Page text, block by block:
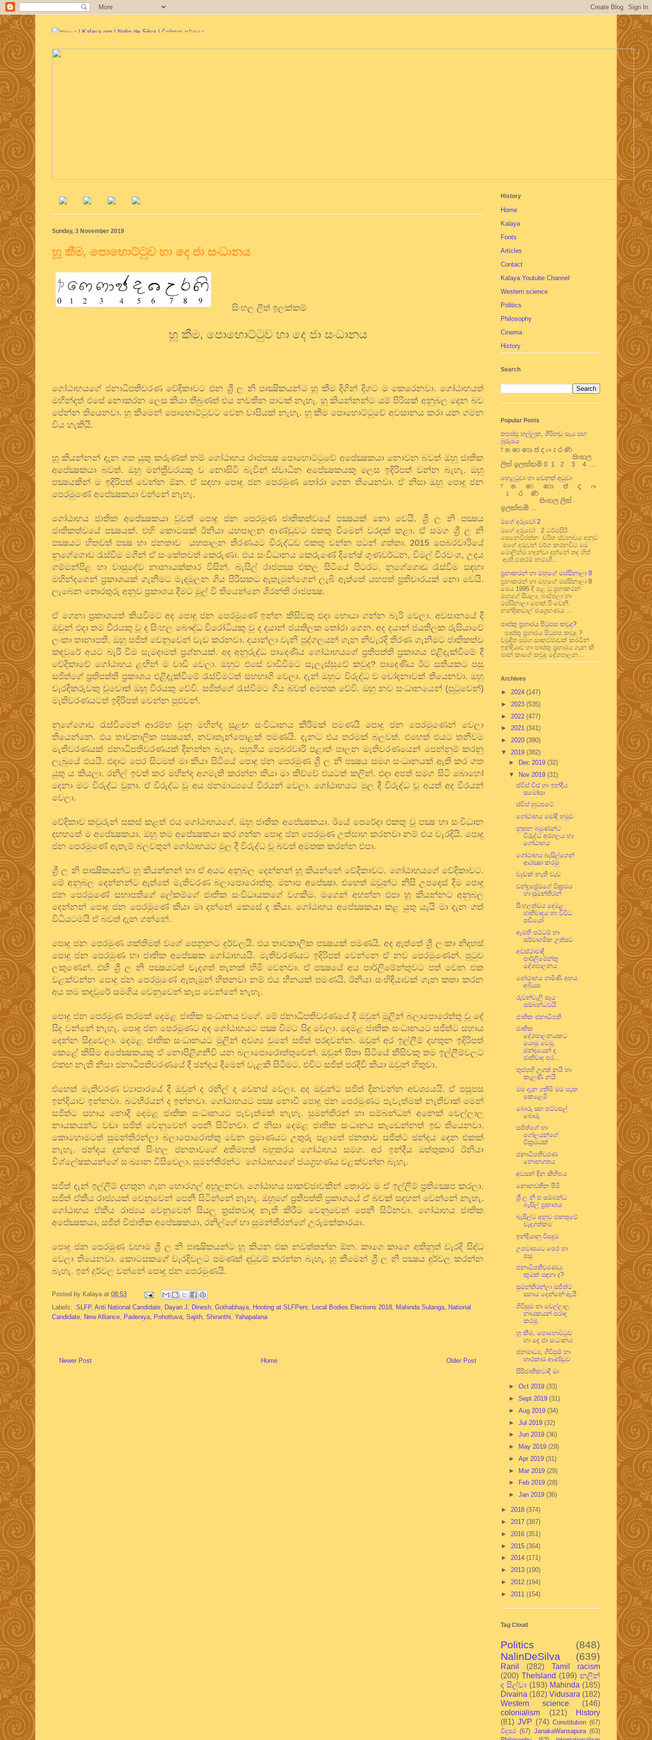
Sunday, 3 November 2019
හූ කීම, පොහොට්ටුව හා දෙ ජා සංධානය
සිංහල ලිත් ඉලක්කම්
හූ කීම, පොහොට්ටුව හා දෙ ජා සංධානය
ගෝඨාභයගේ ජනාධිපතිවරණ වේදිකාවට එන ශ්‍රී ල නි පාක්‍ෂිකයන්ට හූ කීම දිගින් දිගට ම කෙරෙනවා. ගෝඨාභයත්
මහින්දත් එසේ නොකරන ලෙස කියා තිබුණත් එය නවතින පාටක් නැහැ. හූ කියන්නන්ට යම් පිරිසක් අනුබල දෙන බව
පේන්න තියෙනවා. හූ කීමෙන් පොහොට්ටුවට වෙන වාසියක් නැහැ. හූ කීම පොහොට්ටුවේ අවසානය කරා යන ගමන
විය හැකියි.
හූ කියන්නන් දැන ගත යුතු කරුණක් නම් ගෝඨාභය රාජපක්‍ෂ පොහොට්ටුවේ අපේක්‍ෂකයා නොවන බවත් ඔහු ජාතික
අපේක්‍ෂකයා බවත්. ඔහු මන්ත්‍රීවරයකු ව නොසිටි බැවින් ස්වාධීන අපේක්‍ෂකයකු ලෙස ඉදිරිපත් වන්න බැහැ. ඔහු
පක්‍ෂයකින් ම ඉදිරිපත් වෙන්න ඕන. ඒ සඳහා පොදු ජන පෙරමුණ තෝරා ගෙන තියෙනවා. ඒ නිසා ඔහු පොදු ජන
පෙරමුණේ අපේක්‍ෂකයා වන්නේ නැහැ.
ගෝඨාභය ජාතික අපේක්‍ෂකයා වුවත් පොදු ජන පෙරමුණ ජාතිකත්වයේ පක්‍ෂයක් නො වෙයි. ශ්‍රී ල නි පක්‍ෂය
ජාතිකත්වයේ පක්‍ෂයක්. එහි කොටසක් ඊනියා යහපාලන ආණ්ඩුවට එකතු වීමෙන් වරදක් කළා. ඒ සමග ශ්‍රී ල නි
පක්‍ෂයට හිතවත් පක්‍ෂ හා ජනතාව යහපාලන තීරණයට විරුද්ධව එකතු වන්න පටන් ගත්තා. 2015 පෙබරවාරියේ
නුගේගොඩ රැස්වීම මගින් ඒ සංකේතවත් කෙරුණා. එය සංවිධානය කෙරුණේ දිනේෂ් ගුණවර්ධන, විමල් වීරවංශ, උදය
ගම්මන්පිළ හා වාසුදේව නානායක්කාර විසින්. බැසිල් රාජපක්‍ෂ එකල සිටියේ පිටරට. නුගේගොඩ රැස්වීම සඳහා
මහින්දගෙන් ප්‍රකාශයක් ගැනීමට මැදමූලන ගිය පිරිසකට ඇතැමුන්ගෙන් ලැබී ඇත්තේ යහපත් ප්‍රතිචාරයක් නො වෙයි.
ලැබෙන තොරතුරු අනුව ප්‍රකාශය දීමට මුල් වී තියෙන්නෙ ශිරන්ති රාජපක්‍ෂ.
ඒ ගෙනා ප්‍රකාශයත් කියවීමට අද පොදු ජන පෙරමුණේ ඉන්න කිසිවකු එදා හොයා ගන්න බැරි වෙලා. අවසානයේ දී
ඔවුන් එදා තම වීරයකු වූ ද සිංහල බෞද්ධ විරෝධියකු වූ ද දයාන් ජයතිලක තෝරා ගෙන. අද දයාන් ජයතිලක රුසියාවේ
ලංකා තානාපති. ඔහු සජිත් වෙනුවෙන් වැඩ කරනවා. දයාන්ලා වැනි පුද්ගලයන් ගැන නිවැරදි තීරණ ගැනීමට ජාතිකත්ව
කඳවුරේ අයට බැරි වීම සැමදාමත් ප්‍රශ්නයක්. අද අනුරුද්ධ පාදෙණිය ගෝඨාභයගේ ප්‍රතිපත්ති ප්‍රකාශය එළිදැක්වීමේ දී
වේදිකාවේ ගෝඨාභය ළඟින් ම වාඩි වෙලා. ඔහුට එසේ වාඩිවීමට සැලැස්සුවේ කවුද? පාදෙණිය ඊට සතියකට පසු
සජිත්ගේ ප්‍රතිපත්ති ප්‍රකාශය එළිදැක්වීමේ රැස්වීමටත් සහභාගි වෙලා. දැන් ඔහුට විරුද්ධ ව චෝදනාවක් තියෙනවා. ඔහු
වැරදිකරුවකු වුවොත් ඔහු වීරයකු වේවි. සජිත්ගේ රැස්වීමට ගිය බවත් අමතක වේවි. ඔහු නව සංධානයෙන් (පුටුවෙන්)
මැතිවරණයටත් ඉදිරිපත් වෙන්න පුළුවන්.
නුගේගොඩ රැස්වීමෙන් ආරම්භ වුනු මහින්ද සුළඟ සංවිධානය කිරීමක් පමණයි පොදු ජන පෙරමුණෙන් වෙලා
තියෙන්නෙ. එය තාවකාලික පක්‍ෂයක්, නවාතැන්පොළක් පමණයි. දැනට එය තරමක් බලවත්. එහෙත් එයට තනිවම
මැතිවරණයක් ජනාධිපතිවරණයක් දිනන්න බැහැ. පහුගිය පෙබරවාරි පළාත් පාලන මැතිවරණයෙන් පෙන්නුම් කරනු
ලැබුයේ එයයි. එදාට පෙර සිටමත් මා කියා සිටියේ පොදු ජන පෙරමුණ ශ්‍රී ල නි පක්‍ෂය සමග සංධානයක් ඇති කර ගත
යුතු ය කියලා. රනිල් ඉවත් කර මහින්ද අගමැති කරන්න කියා මා කිව්වේ එයටත් කලින්. එදා අපත් සමග සිටි බොහෝ
දෙනා මට විරුද්ධ වුනා. ඒ විරුද්ධ වූ අය ජනමාධ්‍යයේ වීරයන් වෙලා. ගෝඨාභයට මුල දී විරුද්ධ වූ අයත් අද වීරයන්
වෙලා.
වේදිකාව කවුරුන් සකස් කළත් එය ගෝඨාභයගේ. ඔහු ජාතික අපේක්‍ෂකයා. ඊයේ පෙරේදා එකතු වූ පක්‍ෂ හා සංවිධාන
දහහතේ ම අපේක්‍ෂකයා. ඔහු තම අපේක්‍ෂකයා කර ගන්න පොදු ජන පෙරමුණ උත්සාහ කරනවා නම් එය වැරදියි. පොදු
ජන පෙරමුණේ ඇතැම් බලවතුන් ගෝඨාභයට මුල දී විරුද්ධ වූ බවත් අමතක කරන්න එපා.
ශ්‍රී ල නි පාක්‍ෂිකයන්ට හූ කියන්නන් හා ඒ අයට අනුබල දෙන්නන් හූ කියන්නේ වේදිකාවට. ගෝඨාභයගේ වේදිකාවට.
මේ අනුබල දෙන්නන්ට ඇත්තේ මැතිවරණ බලාපොරොත්තු. මනාප අපේක්‍ෂා. එහෙත් ඔවුන්ට නිසි උපදෙස් දීම පොදු
ජන පෙරමුණේ සභාපතිගේ ලේකම්ගේ ජාතික සංවිධායකගේ වගකීම. මගෙන් අහන්න එපා හූ කියන්නට අනුබල
දෙන්නන් පොදු ජන පෙරමුණේ කියා මා දන්නේ කෙසේ ද කියා. ගෝඨාභය අපේක්‍ෂකයා කළ යුතු යැයි මා දැන ගත්
විධියටමයි ඒ බවත් දැන ගන්නේ.
පොදු ජන පෙරමුණ ශක්තිමත් වගේ පෙනූනට දුර්වලයි. එය තාවකාලික පක්‍ෂයක් පමණයි. අද ඇත්තේ ශ්‍රී ලංකා නිදහස්
පොදු ජන පෙරමුණ හා ජාතික අපේක්‍ෂක ගෝඨාභයයි. මැතිවරණයට ඉදිරිපත් වෙන්නෙ ඒ නව පෙරමුණෙන්. පුටුව
ලකුණෙන්. එහි ශ්‍රී ල නි පක්‍ෂයටත් වැදගත් තැනක් හිමි වෙනවා. ඒ පක්‍ෂයේ අය පාර්ලිමේන්තුවට පත් වෙන එක
වළක්වන්න පොදු ජන පෙරමුණේ ඇතැමුන් හිතනවා නම් එය හීනයක් පමණයි. ඊනියා සංහිඳියාවක් ගැන කතා කරන
අය තම කඳවුරේ සමගිය වෙනුවෙන් කැප වෙන්නේ නැහැ.
පොදු ජන පෙරමුණ තරමක් දෙමළ ජාතික සංධානය වගේ. මේ ජනාධිපතිවරණයේ දී ඔවුන් මුලින් බලාපොරෙත්තු වූ දේ
සිදු වන්නේ නැහැ. පොදු ජන පෙරමුණට අද ගෝඨාභයට පක්‍ෂ වීමට සිදු වෙලා. දෙමළ ජාතික සංධානයට සජිත්ට සහාය
දෙන්න සිදුවෙලා. දෙමළ ජාතික සංධානයට මුලින් අවශ්‍ය වුනේ සජිත් පරදවන්න. ඔවුන් අර ඉල්ලීම් දහතුන ඉදිරිපත්
කෙළේ කිසිම අපේක්‍ෂකයකු ඒ නොපිළිගනීවි යන බලාපොරොත්තුවෙන්. ඔවුන් සිතා සිටියේ කිසිවකු තම ඉල්ලීම්වලට
එකඟ නැති නිසා ජනාධිපතිවරණයේ දී ඡන්දය දීමෙන් වැළකී සිටීමට. එවිට සජිත් පරදීවි කියා ඔවුන් හිතුවා.
එහෙත් මැතිවරණ ව්‍යාපාරයේ දී ඔවුන් ද රනිල් ද වෙනස් වෙලා. අද ඔවුන්ට සජිත් දිනවන්න අවශ්‍යයයි. ඒ පසුපස
ඉන්දියාව ඉන්නවා. බටහිරයන් ද ඉන්නවා. ගෝඨාභයට පක්‍ෂ නොවී පොදු ජන පෙරමුණට පැවැත්මක් නැතිවාක් මෙන්
සජිත්ට සහාය නොදී දෙමළ ජාතික සංධානයට පැවැත්මක් නැහැ. සුමන්තිරන් හා සම්බන්ධන් අනෙක් වෙල්ලාල
නායකයන්ට වඩා සජිත් වෙනුවෙන් පෙනී සිටිනවා. ඒ නිසා දෙමළ ජාතික සංධානය කැඩෙන්නත් ඉඩ තියෙනවා.
කොහොමටත් සුමන්තිරන්ලා බලාපොරොත්තු වෙන ප්‍රමාණයට උතුරු පළාතේ ජනතාව සජිත්ට ඡන්දය දෙන එකක්
නැහැ. ඡන්දය දුන්නත් සිංහල ජනතාවගේ අතිමහත් බහුතරය ගෝඨාභය සමග. අර ඉන්දීය ඔත්තුකාර ඊනියා
විශ්ලේෂකයන්ගේ සංඛ්‍යාන විසිවෙලා. සුමන්තිරන්ට ගෝඨාභයගේ ජයග්‍රහණය වළක්වන්න බැහැ.
සජිත් දැන් ඉල්ලීම් දහතුන ගැන හොරගල් අහුලනවා. ගෝඨාභය සාකච්ඡාවකින් තොරව ම ඒ ඉල්ලීම් ප්‍රතික්‍ෂෙප කරලා.
සජිත් ඒකීය රාජ්‍යයක් වෙනුවෙන් පෙනී සිටින්නේ නැහැ. ඔහුගේ ප්‍රතිපත්ති ප්‍රකාශයේ ඒ බවක් සඳහන් වෙන්නේ නැහැ.
ගෝඨාභය ඒකීය රාජ්‍යය වෙනුවෙන් සියලු ත්‍රස්තවාද නැති කිරීම වෙනුවෙන් පෙනී සිටිනවා. ගෝඨාභය ජාතික
අපේක්‍ෂකයා, සජිත් විජාතික අපේක්‍ෂකයා, රනිල්ගේ හා සුමන්තිරන්ගේ උරුමක්කාරයා.
පොදු ජන පෙරමුණ වහාම ශ්‍රී ල නි පාක්‍ෂිකයන්ට හූ කියන එක නවත්තන්න ඕන. කාගෙ කාගෙ අතිනුත් වැරදි සිද්ධ
වෙලා තියෙනවා. කොටසකගේ වැරදිවලට පමණක් දඬුවම් කරන්න බැහැ. හූ කීමෙන් ශ්‍රී ල නි පක්‍ෂය දුර්වල කරන්න
බැහැ. ඉන් දුර්වල වන්නේ පොදු ජන පෙරමුණයි.
Posted by Kalaya at 08:53
Labels: .SLFP, Anti National Candidate, Dayan J, Dinesh, Gothabhaya, Hooting at SLFPers, Local Bodies Elections 2018, Mahinda Sulanga, National
Candidate, New Alliance, Padeniya, Pohottuva, Sajith, Shiranthi, Yahapalana
Newer Post Older Post
Home
History
Home
Kalaya
Fonts
Articles
Contact
Kalaya Youtube Channel
Western science
Politics
Philosophy
Cinema
History
Search
Popular Posts
තපස්සු භල්ලුක, ගිරිහඬු සෑය සහ
බුරුමය
෦ ෧ ෨ ෩ ෪ ෫ ෬ ෭ ෮ ෯
සිංහල
ලිත් ඉලක්කම් 0 1 2 3 4 ...
හෙළටුවා හා වෙනත් අටුවා
෦ ෧ ෨ ෩ ෪ ෫ ෬
෭ ෮ ෯
සිංහල ලිත්
ඉලක්කම් ...
මගේ දරුවෝ 2
මගේ දරුවෝ 2 ධර්මසිරි
සෙනෙවිරත්න චරිත ස්වභාවය අනුව
මගේ දරුවන් වර්ග කරනවිට මම
මොලින්ම හඳුන්වා දුන්නේ තද හිත්
ඇති,එතරම් නම්‍යශී...
ප්‍රභාකරන් හා ඔහුගේ මස්සිනාලා 8
ප්‍රභාකරන් හා ඔහුගේ මස්සිනාලා 8
මෙය 1995 දී පළ වූ ප්‍රභාකරන්
ඔහුගේ සීයලා, බාප්පලා හා
මස්සිනාලා පොත් පිංචෙනි.
නන්දිකඩාල් ජයග්‍රහණය ...
පාස්කු ප්‍රහාරය පිටුපස කවුද?
පාස්කු ප්‍රහාරය පිටුපස කවුද ?
චමුදිත සමග සාකච්ඡාවක් කරමින්
ඉන්දියාව හා පාස්කු ප්‍රහාරය ගැන කී
ඛාන් කාගේ කවුද දේශපාලන...
Archives
► 2024 (147)
► 2023 (535)
► 2022 (477)
► 2021 (341)
► 2020 (390)
▼ 2019 (382)
►
Dec 2019 (32)
▼
Nov 2019 (31)
ස්විස් චීස් හා ඉන්දීය
සමෝසා
ස්විස් හුටපටේ
ගෝඨාභය මෝදි හමුව
නූතන බමුණන්ට
විරුද්ධ අරගලය හා
ගෝඨාභය
ගෝඨාභය බැසිල්ගෙන්
ආරක්‍ෂා කරමු
වැඩක් නැති වැඩ
චන්ද්‍රප්‍රේමගේ වික්‍රමය
හා සුමන්තිරන්
සිංහලත්වය දෙමළ
ජාතිවාදය හා විවිධ
පඬියෝ
ඇමති පට්ටම් හා
සර්වාගමික උත්සව
අවස්ථාවාදී
පාර්ලිමේන්තු
දේශපාලනය
ගෝඨාභය ගාමිණි අභය
අබියස
රුවන්වැලි සෑය
සම්බන්ධවයි
ජාතික ජනාධිපති
ජාතික
දේශපාලනයකට
යොමු වෙමු.
ඡන්දයෙන් ද
ජාතිවාද පර...
තුප්පහි උගත් නයි හා
කැලණි නයි
මම දැන ගතිමි මම සැක
කෙළෙමි
බොරු සහ පට්ටපල්
බොරු
සජිත්ගේ හා
ගෝලයන්ගේ
වික්‍රමයක්
ජනාධිපතිවරණ
නොනගතය
අවසන් දින කිහිපය
නොනවතින පිමි
ශ්‍රී ල නි ප සම්බන්ධ
බැසිල් ප්‍රකාශය
බැසිල්ට අනුව එකතුවේ
වැදගත්කම
ඉන්දියානු විසදුම
උපවාසයට පෙර හා
පසු
ජනාධිපතිවරණය
කුමක් සඳහා ද?
සුමන්තිරන්ලා සජිත්ට
සහාය දෙන්නේ ඇයි
ගිවිසුම හා වෙල්ලාල
නායකයන් පරාද
කරමු
හූ කීම, පොහොට්ටුව
හා දෙ ජා සංධානය
ජනමාධ්‍ය, ගිවිසුම් හා
භාරකාර ආණ්ඩුව
සිරිජාතිකවාදී මා
► Oct 2019 (33)
► Sept 2019 (31)
► Aug 2019 (34)
► Jul 2019 (32)
► Jun 2019 (36)
►
May 2019 (29)
► Apr 2019 (31)
► Mar 2019 (29)
►
Feb 2019 (28)
► Jan 2019 (36)
► 2018 (374)
► 2017 (387)
► 2016 (351)
► 2015 (364)
► 2014 (171)
► 2013 (190)
► 2012 (194)
► 2011 (154)
Tag Cloud
Politics
(848)
NalinDeSilva
(639)
Ranil (282)
Tamil racism
(200) TheIsland (199) නලින්
ද සිල්වා (193) Mahinda (185)
Divaina (182) Vidusara (182)
Western science
(146)
colonialism
(121)
History
(81) JVP (74) Constitution (67)
විදුසර (67) JanakaWansapura (63)